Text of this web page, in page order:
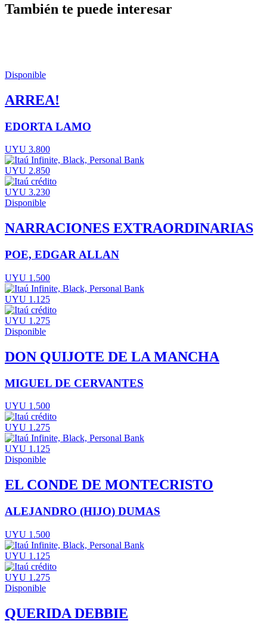
También te puede interesar
Disponible
ARREA!
EDORTA LAMO
UYU 3.800
UYU 2.850
UYU 3.230
Disponible
NARRACIONES EXTRAORDINARIAS
POE, EDGAR ALLAN
UYU 1.500
UYU 1.125
UYU 1.275
Disponible
DON QUIJOTE DE LA MANCHA
MIGUEL DE CERVANTES
UYU 1.500
UYU 1.275
UYU 1.125
Disponible
EL CONDE DE MONTECRISTO
ALEJANDRO (HIJO) DUMAS
UYU 1.500
UYU 1.125
UYU 1.275
Disponible
QUERIDA DEBBIE